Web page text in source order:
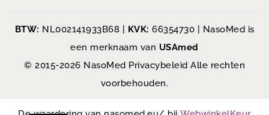
BTW: NL002141933B68 | KVK: 66354730 | NasoMed is
een merknaam van USAmed
© 2015-2026 NasoMed Privacybeleid Alle rechten
voorbehouden.